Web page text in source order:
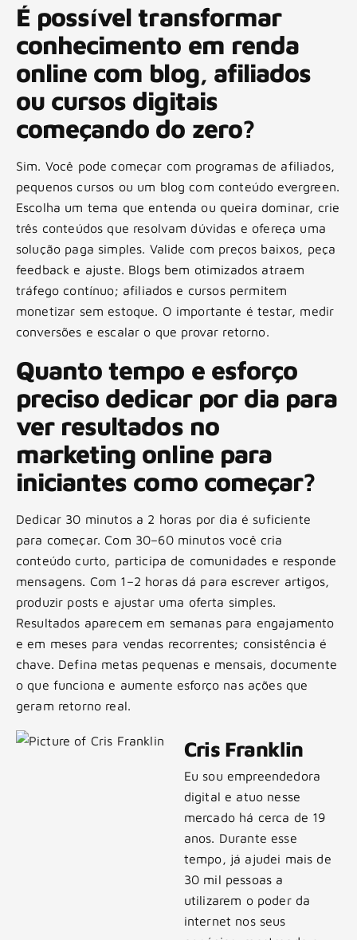
É possível transformar
conhecimento em renda
online com blog, afiliados
ou cursos digitais
começando do zero?
Sim. Você pode começar com programas de afiliados,
pequenos cursos ou um blog com conteúdo evergreen.
Escolha um tema que entenda ou queira dominar, crie
três conteúdos que resolvam dúvidas e ofereça uma
solução paga simples. Valide com preços baixos, peça
feedback e ajuste. Blogs bem otimizados atraem
tráfego contínuo; afiliados e cursos permitem
monetizar sem estoque. O importante é testar, medir
conversões e escalar o que provar retorno.
Quanto tempo e esforço
preciso dedicar por dia para
ver resultados no
marketing online para
iniciantes como começar?
Dedicar 30 minutos a 2 horas por dia é suficiente
para começar. Com 30–60 minutos você cria
conteúdo curto, participa de comunidades e responde
mensagens. Com 1–2 horas dá para escrever artigos,
produzir posts e ajustar uma oferta simples.
Resultados aparecem em semanas para engajamento
e em meses para vendas recorrentes; consistência é
chave. Defina metas pequenas e mensais, documente
o que funciona e aumente esforço nas ações que
geram retorno real.
Cris Franklin
Eu sou empreendedora
digital e atuo nesse
mercado há cerca de 19
anos. Durante esse
tempo, já ajudei mais de
30 mil pessoas a
utilizarem o poder da
internet nos seus